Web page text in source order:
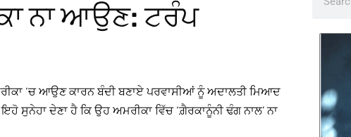
ਨਾ ਆਉਣ: ਟਰੰਪ
‘ਚ ਆਉਣ ਕਾਰਨ ਬੰਦੀ ਬਣਾਏ ਪਰਵਾਸੀਆਂ ਨੂੰ ਅਦਾਲਤੀ ਮਿਆਦ
ਸੁਨੇਹਾ ਦੇਣਾ ਹੈ ਕਿ ਉਹ ਅਮਰੀਕਾ ਵਿੱਚ ‘ਗ਼ੈਰਕਾਨੂੰਨੀ ਢੰਗ ਨਾਲ’ ਨਾ